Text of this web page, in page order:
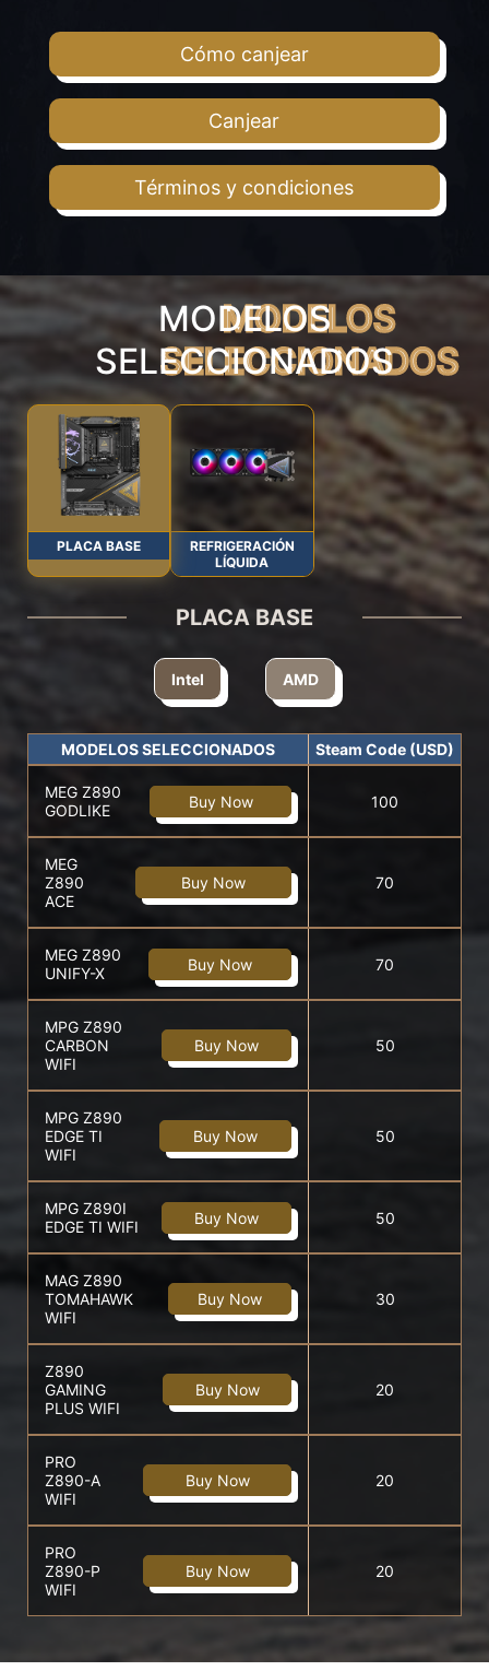
Cómo canjear
Canjear
Términos y condiciones
MODELOS
SELECCIONADOS
PLACA BASE
REFRIGERACIÓN
LÍQUIDA
PLACA BASE
Intel AMD
MODELOS SELECCIONADOS Steam Code (USD)
MEG Z890
GODLIKE
Buy Now 100
MEG
Z890
ACE
Buy Now 70
MEG Z890
UNIFY-X
Buy Now 70
MPG Z890
CARBON
WIFI
Buy Now 50
MPG Z890
EDGE TI
WIFI
Buy Now 50
MPG Z890I
EDGE TI WIFI
Buy Now 50
MAG Z890
TOMAHAWK
WIFI
Buy Now 30
Z890
GAMING
PLUS WIFI
Buy Now 20
PRO
Z890-A
WIFI
Buy Now 20
PRO
Z890-P
WIFI
Buy Now 20